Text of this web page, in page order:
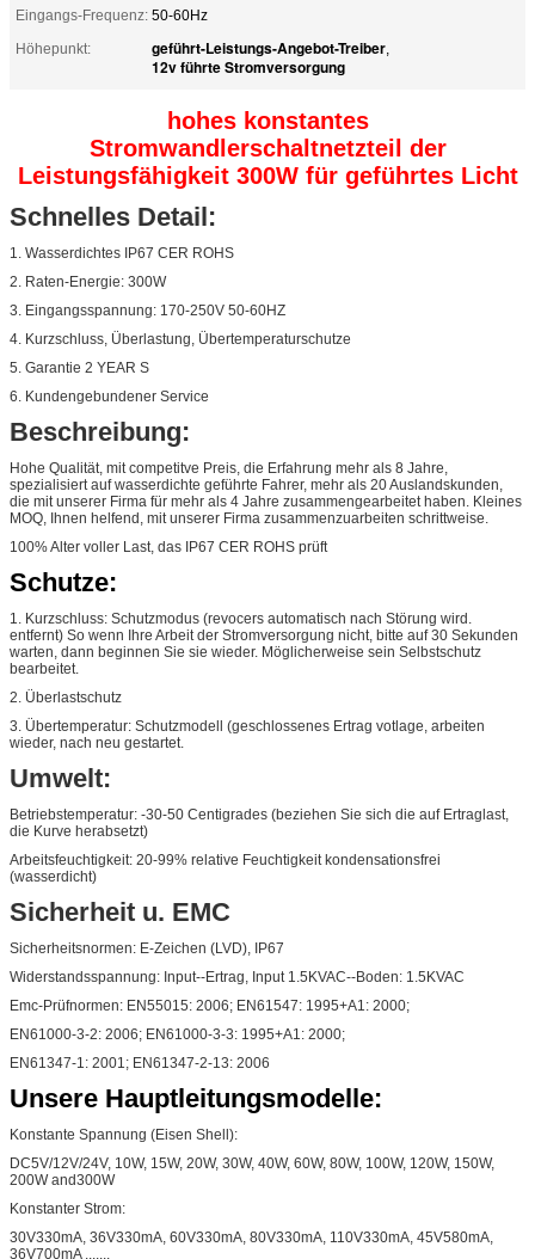
Eingangs-Frequenz: 50-60Hz
Höhepunkt:
geführt-Leistungs-Angebot-Treiber,
12v führte Stromversorgung
hohes konstantes
Stromwandlerschaltnetzteil der
Leistungsfähigkeit 300W für geführtes Licht
Schnelles Detail:
1. Wasserdichtes IP67 CER ROHS
2. Raten-Energie: 300W
3. Eingangsspannung: 170-250V 50-60HZ
4. Kurzschluss, Überlastung, Übertemperaturschutze
5. Garantie 2 YEAR S
6. Kundengebundener Service
Beschreibung:
Hohe Qualität, mit competitve Preis, die Erfahrung mehr als 8 Jahre,
spezialisiert auf wasserdichte geführte Fahrer, mehr als 20 Auslandskunden,
die mit unserer Firma für mehr als 4 Jahre zusammengearbeitet haben. Kleines
MOQ, Ihnen helfend, mit unserer Firma zusammenzuarbeiten schrittweise.
100% Alter voller Last, das IP67 CER ROHS prüft
Schutze:
1. Kurzschluss: Schutzmodus (revocers automatisch nach Störung wird.
entfernt) So wenn Ihre Arbeit der Stromversorgung nicht, bitte auf 30 Sekunden
warten, dann beginnen Sie sie wieder. Möglicherweise sein Selbstschutz
bearbeitet.
2. Überlastschutz
3. Übertemperatur: Schutzmodell (geschlossenes Ertrag votlage, arbeiten
wieder, nach neu gestartet.
Umwelt:
Betriebstemperatur: -30-50 Centigrades (beziehen Sie sich die auf Ertraglast,
die Kurve herabsetzt)
Arbeitsfeuchtigkeit: 20-99% relative Feuchtigkeit kondensationsfrei
(wasserdicht)
Sicherheit u. EMC
Sicherheitsnormen: E-Zeichen (LVD), IP67
Widerstandsspannung: Input--Ertrag, Input 1.5KVAC--Boden: 1.5KVAC
Emc-Prüfnormen: EN55015: 2006; EN61547: 1995+A1: 2000;
EN61000-3-2: 2006; EN61000-3-3: 1995+A1: 2000;
EN61347-1: 2001; EN61347-2-13: 2006
Unsere Hauptleitungsmodelle:
Konstante Spannung (Eisen Shell):
DC5V/12V/24V, 10W, 15W, 20W, 30W, 40W, 60W, 80W, 100W, 120W, 150W,
200W and300W
Konstanter Strom:
30V330mA, 36V330mA, 60V330mA, 80V330mA, 110V330mA, 45V580mA,
36V700mA .......